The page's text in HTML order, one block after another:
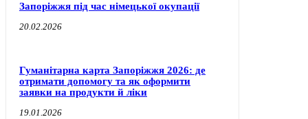
Запоріжжя під час німецької окупації
20.02.2026
Гуманітарна карта Запоріжжя 2026: де
отримати допомогу та як оформити
заявки на продукти й ліки
19.01.2026